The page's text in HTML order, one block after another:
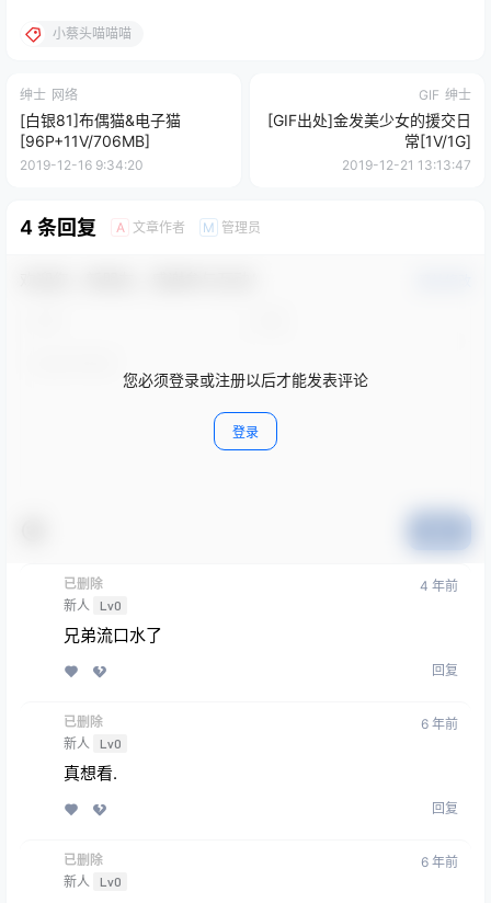
小蔡头喵喵喵
绅士 网络
[白银81]布偶猫&电子猫
[96P+11V/706MB]
2019-12-16 9:34:20
GIF 绅士
[GIF出处]金发美少女的援交日
常[1V/1G]
2019-12-21 13:13:47
4 条回复 A 文章作者 M 管理员
您必须登录或注册以后才能发表评论
登录
已删除
新人 Lv0
4 年前
兄弟流口水了
回复
已删除
新人 Lv0
6 年前
真想看.
回复
已删除
新人 Lv0
6 年前